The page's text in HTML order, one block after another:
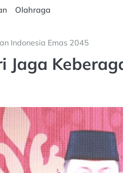
Olahraga
Indonesia Emas 2045
Jaga